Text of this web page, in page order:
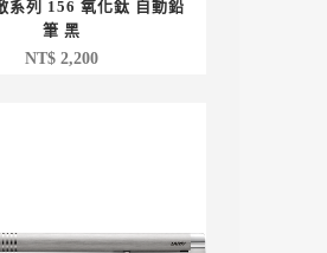
系列 156 氧化鈦 自動鉛
筆 黑
NT$ 2,200